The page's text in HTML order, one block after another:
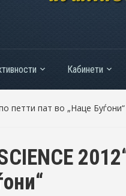
Кабинети
петти пат во „Наце Буѓони“